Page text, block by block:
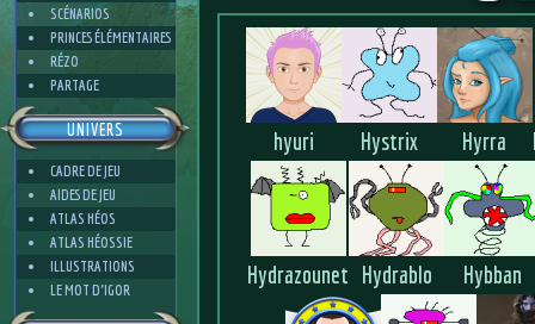
SCÉNARIOS
PRINCES ÉLÉMENTAIRES
RÉZO
PARTAGE
UNIVERS
CADRE DE JEU
AIDES DE JEU
ATLAS HÉOS
ATLAS HÉOSSIE
ILLUSTRATIONS
LE MOT D'IGOR
hyuri Hystrix Hyrra
Hydrazounet Hydrablo Hybban